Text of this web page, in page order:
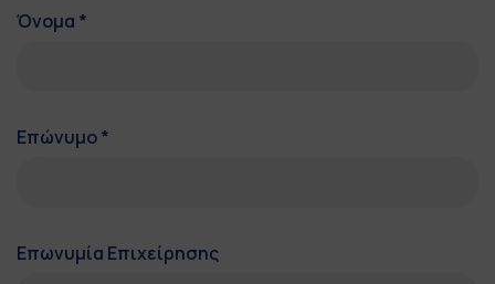
Όνομα *
Επώνυμο*
Επωνυμία Επιχείρησης